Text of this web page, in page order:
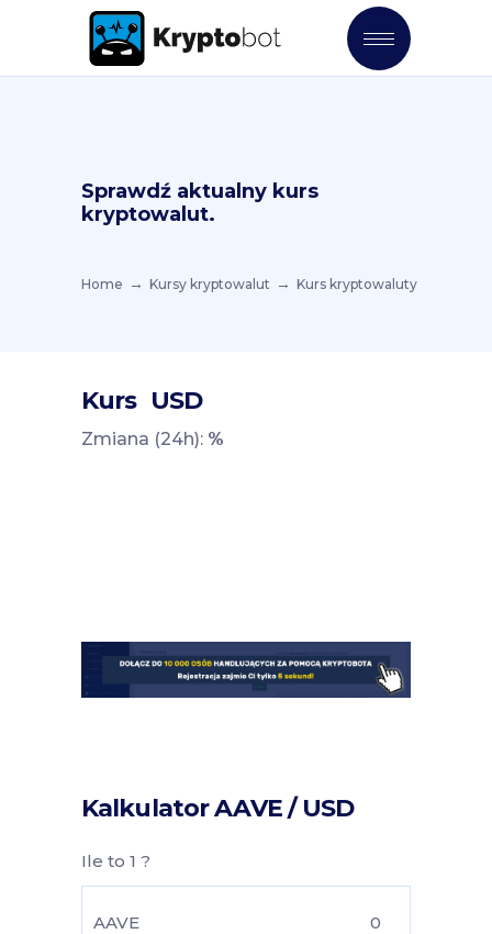
Sprawdź aktualny kurs
kryptowalut.
Home Kursy kryptowalut Kurs kryptowaluty
Kurs USD
Zmiana (24h): %
Kalkulator AAVE / USD
Ile to 1 ?
AAVE
0